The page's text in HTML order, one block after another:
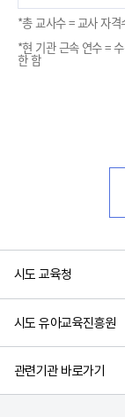
*총 교사수 = 교사 자격
*현 기관 근속 연수 =
한 함
시도 교육청
시도 유아교육진흥원
관련기관 바로가기